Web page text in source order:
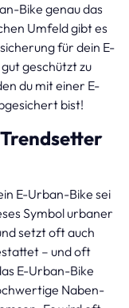
Bike genau das
Umfeld gibt es
für dein E-
geschützt zu
du mit einer E-
bist!
E-Urban-Bike sei
Symbol urbaner
setzt oft auch
– und oft
E-Urban-Bike
Naben-